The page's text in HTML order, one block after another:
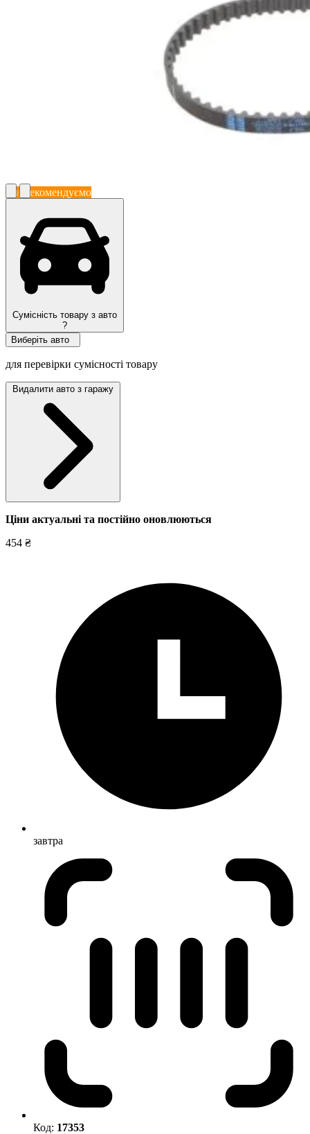
Ми рекомендуємо
Сумісність товару з авто
?
Виберіть авто
для перевірки сумісності товару
Видалити авто з гаражу
Ціни актуальні та постійно оновлюються
454 ₴
завтра
Код: 17353